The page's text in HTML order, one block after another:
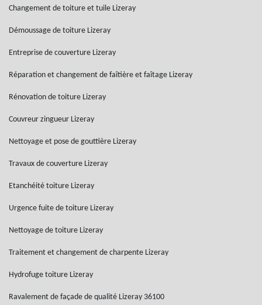
Changement de toiture et tuile Lizeray
Démoussage de toiture Lizeray
Entreprise de couverture Lizeray
Réparation et changement de faîtière et faîtage Lizeray
Rénovation de toiture Lizeray
Couvreur zingueur Lizeray
Nettoyage et pose de gouttière Lizeray
Travaux de couverture Lizeray
Etanchéité toiture Lizeray
Urgence fuite de toiture Lizeray
Nettoyage de toiture Lizeray
Traitement et changement de charpente Lizeray
Hydrofuge toiture Lizeray
Ravalement de façade de qualité Lizeray 36100